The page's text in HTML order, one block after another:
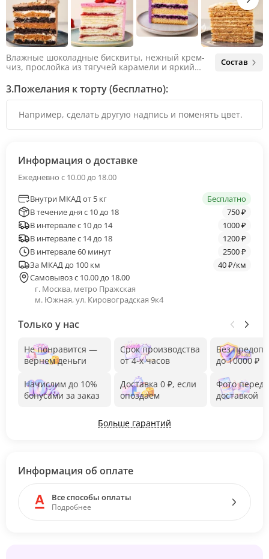
Влажные шоколадные бисквиты, нежный крем-
чиз, прослойка из тягучей карамели и яркий
яркий вкус шоколада и тягучей карамели, не
оставляя ни единого шанса остаться
Состав
3.Пожелания к торту (бесплатно):
Информация о доставке
Ежедневно с 10.00 до 18.00
Внутри МКАД от 5 кг
Бесплатно
В течение дня с 10 до 18
750 ₽
В интервале с 10 до 14
1000 ₽
В интервале с 14 до 18
1200 ₽
В интервале 60 минут
2500 ₽
За МКАД до 100 км
40 ₽/км
Самовывоз с 10.00 до 18.00
г. Москва, метро Пражская
м. Южная, ул. Кировоградская 9к4
Только у нас
Не понравится —
вернем деньги
Начислим до 10%
бонусами за заказ
Срок производства
от 4-х часов
Доставка 0 ₽, если
опоздаем
Без
до 10000 ₽
Фото перед
доставкой
Больше гарантий
Информация об оплате
Все способы оплаты
Подробнее